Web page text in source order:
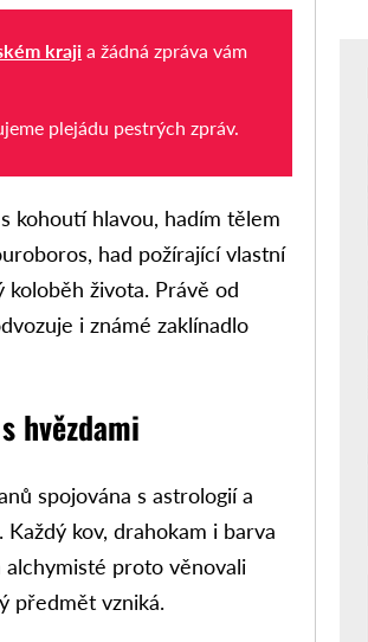
kraji a žádná zpráva vám
plejádu pestrých zpráv.
kohoutí hlavou, hadím tělem
had požírající vlastní
života. Právě od
i známé zaklínadlo
hvězdami
spojována s astrologií a
kov, drahokam i barva
proto věnovali
předmět vzniká.